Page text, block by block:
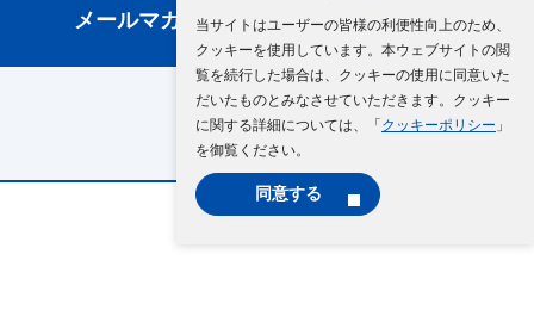
当サイトはユーザーの皆様の利便性向上のため、
クッキーを使用しています。本ウェブサイトの閲
覧を続行した場合は、クッキーの使用に同意いた
だいたものとみなさせていただきます。クッキー
に関する詳細については、「 クッキーポリシー 」
を御覧ください。
同意する
メールマガジン登録